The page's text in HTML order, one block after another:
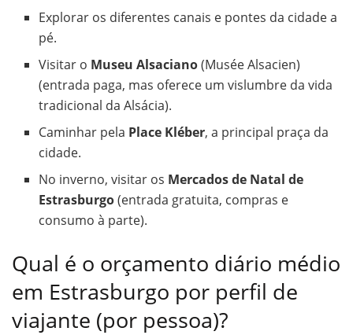
Explorar os diferentes canais e pontes da cidade a
pé.
Visitar o Museu Alsaciano(Musée Alsacien)
(entrada paga, mas oferece um vislumbre da vida
tradicional da Alsácia).
Caminhar pela Place Kléber, a principal praça da
cidade.
No inverno, visitar os Mercados de Natal de
Estrasburgo(entrada gratuita, compras e
consumo à parte).
Qual é o orçamento diário médio
em Estrasburgo por perfil de
viajante (por pessoa)?